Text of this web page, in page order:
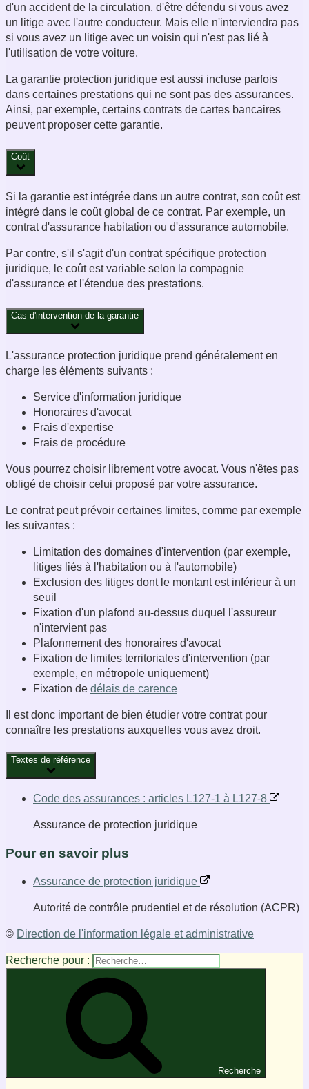
d'un accident de la circulation, d'être défendu si vous avez
un litige avec l'autre conducteur. Mais elle n'interviendra pas
si vous avez un litige avec un voisin qui n'est pas lié à
l'utilisation de votre voiture.
La garantie protection juridique est aussi incluse parfois
dans certaines prestations qui ne sont pas des assurances.
Ainsi, par exemple, certains contrats de cartes bancaires
peuvent proposer cette garantie.
Coût
Si la garantie est intégrée dans un autre contrat, son coût est
intégré dans le coût global de ce contrat. Par exemple, un
contrat d'assurance habitation ou d'assurance automobile.
Par contre, s'il s'agit d'un contrat spécifique protection
juridique, le coût est variable selon la compagnie
d'assurance et l'étendue des prestations.
Cas d'intervention de la garantie
L'assurance protection juridique prend généralement en
charge les éléments suivants :
Service d'information juridique
Honoraires d'avocat
Frais d'expertise
Frais de procédure
Vous pourrez choisir librement votre avocat. Vous n'êtes pas
obligé de choisir celui proposé par votre assurance.
Le contrat peut prévoir certaines limites, comme par exemple
les suivantes :
Limitation des domaines d'intervention (par exemple,
litiges liés à l'habitation ou à l'automobile)
Exclusion des litiges dont le montant est inférieur à un
seuil
Fixation d'un plafond au-dessus duquel l'assureur
n'intervient pas
Plafonnement des honoraires d'avocat
Fixation de limites territoriales d'intervention (par
exemple, en métropole uniquement)
Fixation de délais de carence
Il est donc important de bien étudier votre contrat pour
connaître les prestations auxquelles vous avez droit.
Textes de référence
Code des assurances : articles L127-1 à L127-8
Assurance de protection juridique
Pour en savoir plus
Assurance de protection juridique
Autorité de contrôle prudentiel et de résolution (ACPR)
© Direction de l'information légale et administrative
Recherche pour :
Recherche